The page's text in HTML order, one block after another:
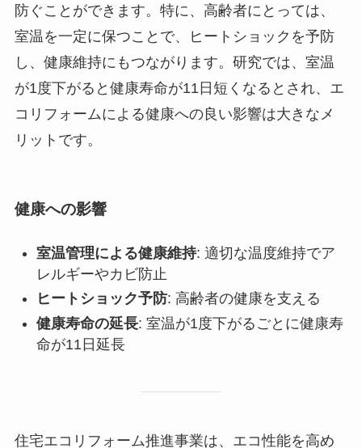
防ぐことができます。特に、高齢者にとっては、
室温を一定に保つことで、ヒートショックを予防
し、健康維持にもつながります。研究では、室温
が1度下がると健康寿命が11日短くなるとされ、エ
コリフォームによる健康への良い影響は大きなメ
リットです。
健康への影響
室温管理による健康維持: 適切な温度維持でア
レルギーやカビ防止
ヒートショック予防: 高齢者の健康を支える
健康寿命の延長: 室温が1度下がるごとに健康寿
命が11日延長
住宅エコリフォーム推進事業は、エコ性能を高め